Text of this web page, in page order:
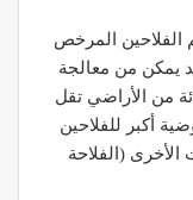
الفلاحين المرخص
يمكن من معالجة
المجزأة (أكثر من 80 بالمائة من الأراضي تقل
أكبر للفلاحين
الأخرى (الفلاحة